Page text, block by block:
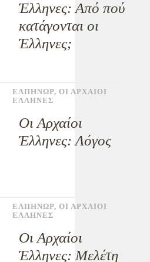
Έλληνες: Από πού
κατάγονται οι
Έλληνες;
ΕΛΠΗΝΩΡ, ΟΙ ΑΡΧΑΙΟΙ
ΕΛΛΗΝΕΣ
Οι Αρχαίοι
Έλληνες: Λόγος
ΕΛΠΗΝΩΡ, ΟΙ ΑΡΧΑΙΟΙ
ΕΛΛΗΝΕΣ
Οι Αρχαίοι
Έλληνες: Μελέτη